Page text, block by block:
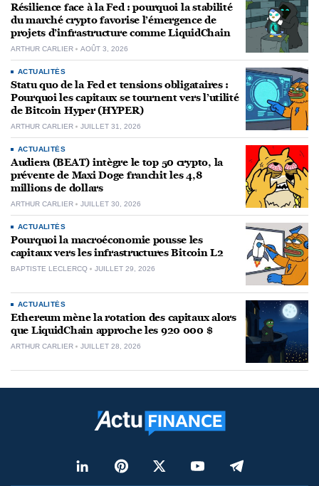
Résilience face à la Fed : pourquoi la stabilité
du marché crypto favorise l’émergence de
projets d’infrastructure comme LiquidChain
ARTHUR CARLIER AOÛT 3, 2026
ACTUALITÉS
Statu quo de la Fed et tensions obligataires :
Pourquoi les capitaux se tournent vers l’utilité
de Bitcoin Hyper (HYPER)
ARTHUR CARLIER JUILLET 31, 2026
ACTUALITÉS
Audiera (BEAT) intègre le top 50 crypto, la
prévente de Maxi Doge franchit les 4,8
millions de dollars
ARTHUR CARLIER JUILLET 30, 2026
ACTUALITÉS
Pourquoi la macroéconomie pousse les
capitaux vers les infrastructures Bitcoin L2
BAPTISTE LECLERCQ JUILLET 29, 2026
ACTUALITÉS
Ethereum mène la rotation des capitaux alors
que LiquidChain approche les 920 000 $
ARTHUR CARLIER JUILLET 28, 2026